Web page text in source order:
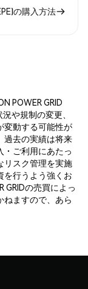
の購入方法
POWER GRID
や規制の変更、
変動する可能性が
過去の実績は将来
・ご利用にあたっ
リスク管理を実施
を行うよう強くお
GRIDの売買によっ
ねますので、あら